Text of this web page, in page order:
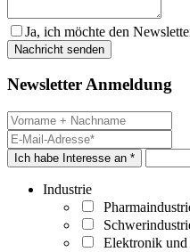
Ja, ich möchte den
Newsletter Anmeldung
Ich habe Interesse an *
Industrie
Elektronik